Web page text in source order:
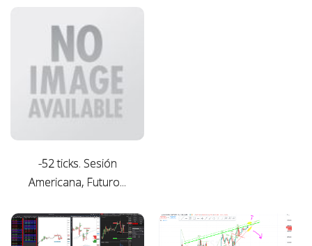
i
e
1
-52 ticks. Sesión
Americana, Futuro...